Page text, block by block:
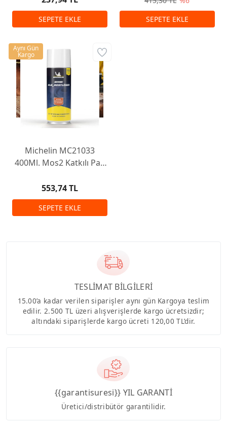
Michelin MC21033
400Ml. Mos2 Katkılı Pas
553,74 TL
Aynı Gün
Kargo
TESLİMAT BİLGİLERİ
15.00’a kadar verilen siparişler aynı gün Kargoya teslim
edilir. 2.500 TL üzeri alışverişlerde kargo ücretsizdir;
altındaki siparişlerde kargo ücreti 120,00 TL’dir.
{{garantisuresi}} YIL GARANTİ
Üretici/distribütör garantilidir.